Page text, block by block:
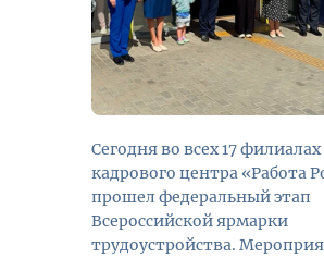
Сегодня во всех 17 филиалах
кадрового центра «Работа
прошел федеральный этап
Всероссийской ярмарки
трудоустройства.